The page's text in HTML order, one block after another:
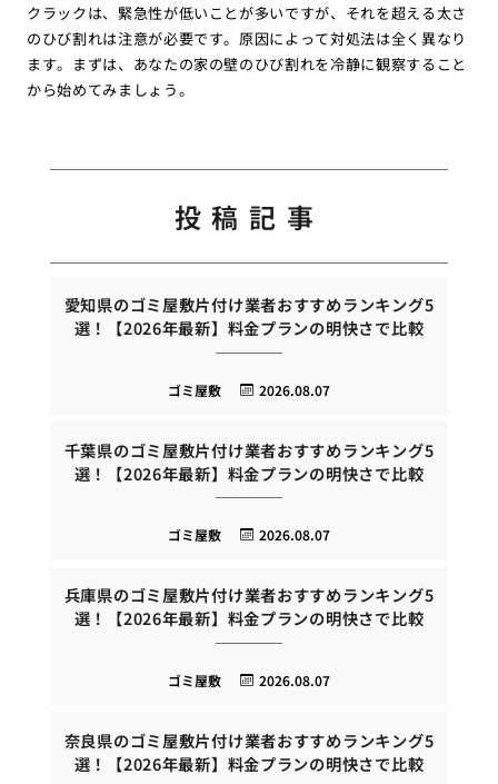
クラックは、緊急性が低いことが多いですが、それを超える太さ
のひび割れは注意が必要です。原因によって対処法は全く異なり
ます。まずは、あなたの家の壁のひび割れを冷静に観察すること
から始めてみましょう。
投稿記事
愛知県のゴミ屋敷片付け業者おすすめランキング5
選！【2026年最新】料金プランの明快さで比較
2026.08.07
ゴミ屋敷
千葉県のゴミ屋敷片付け業者おすすめランキング5
選！【2026年最新】料金プランの明快さで比較
2026.08.07
ゴミ屋敷
兵庫県のゴミ屋敷片付け業者おすすめランキング5
選！【2026年最新】料金プランの明快さで比較
2026.08.07
ゴミ屋敷
奈良県のゴミ屋敷片付け業者おすすめランキング5
選！【2026年最新】料金プランの明快さで比較